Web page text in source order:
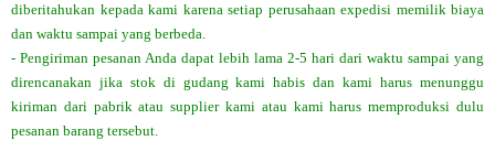
diberitahukan kepada kami karena setiap perusahaan expedisi memilik biaya
dan waktu sampai yang berbeda.
- Pengiriman pesanan Anda dapat lebih lama 2-5 hari dari waktu sampai yang
direncanakan jika stok di gudang kami habis dan kami harus menunggu
kiriman dari pabrik atau supplier kami atau kami harus memproduksi dulu
pesanan barang tersebut.